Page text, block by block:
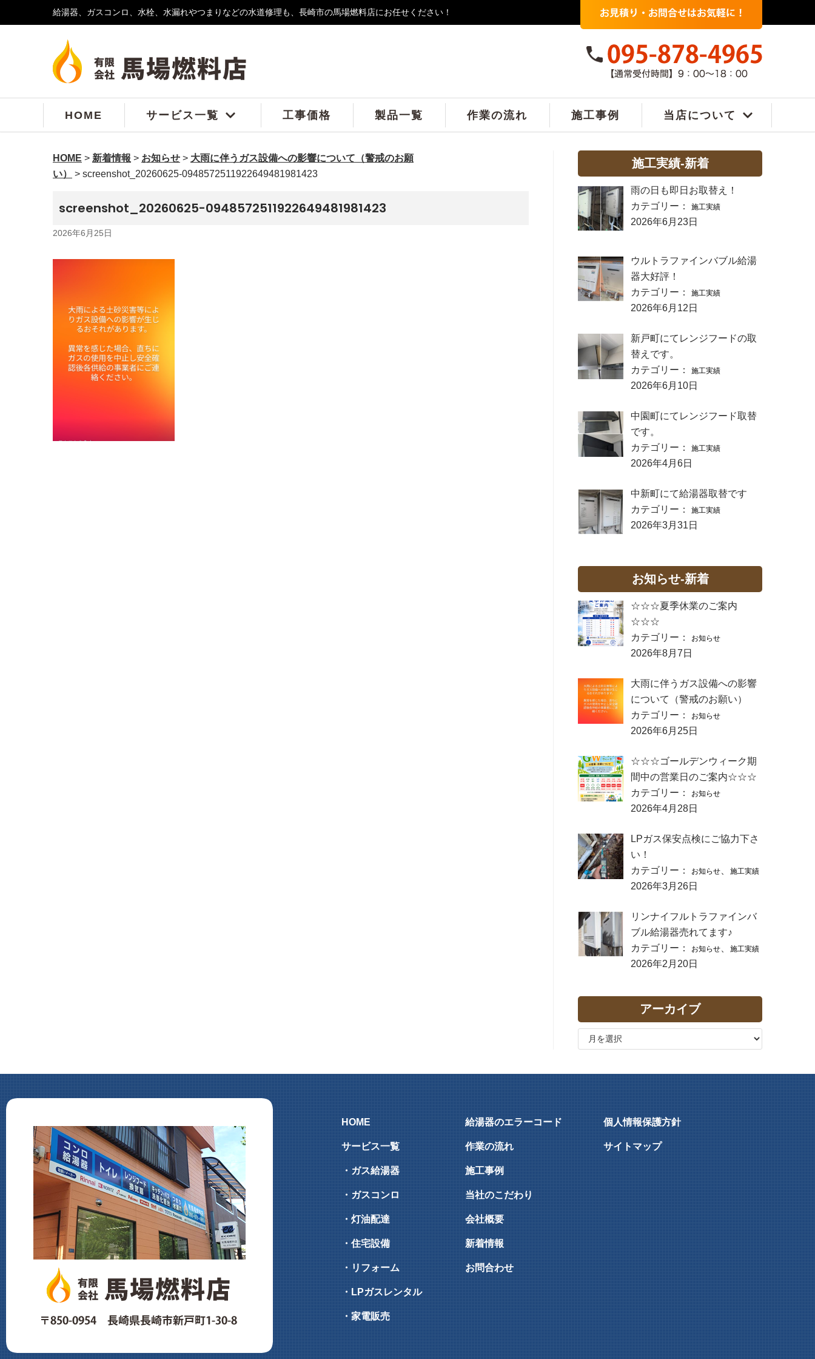
給湯器、ガスコンロ、水栓、水漏れやつまりなどの水道修理も、長崎市の馬場燃料店にお任せください！
HOME サービス一覧 工事価格 製品一覧 作業の流れ 施工事例 当店について
HOME > 新着情報 > お知らせ > 大雨に伴うガス設備への影響について（警戒のお願
い）
> screenshot_20260625-0948572511922649481981423
screenshot_20260625-0948572511922649481981423
2026年6月25日
施工実績-新着
雨の日も即日お取替え！
カテゴリー：
施工実績
2026年6月23日
ウルトラファインバブル給湯
器大好評！
カテゴリー：
施工実績
2026年6月12日
新戸町にてレンジフードの取
替えです。
カテゴリー：
施工実績
2026年6月10日
中園町にてレンジフード取替
です。
カテゴリー：
施工実績
2026年4月6日
中新町にて給湯器取替です
カテゴリー：
施工実績
2026年3月31日
お知らせ-新着
☆☆☆夏季休業のご案内
☆☆☆
カテゴリー：
お知らせ
2026年8月7日
大雨に伴うガス設備への影響
について（警戒のお願い）
カテゴリー：
お知らせ
2026年6月25日
☆☆☆ゴールデンウィーク期
間中の営業日のご案内☆☆☆
カテゴリー：
お知らせ
2026年4月28日
LPガス保安点検にご協力下さ
い！
カテゴリー：
お知らせ 施工実績
2026年3月26日
リンナイフルトラファインバ
ブル給湯器売れてます♪
カテゴリー：
お知らせ 施工実績
2026年2月20日
アーカイブ
HOME
サービス一覧
・ガス給湯器
・ガスコンロ
・灯油配達
・住宅設備
・リフォーム
・LPガスレンタル
・家電販売
給湯器のエラーコード
作業の流れ
施工事例
当社のこだわり
会社概要
新着情報
お問合わせ
個人情報保護方針
サイトマップ